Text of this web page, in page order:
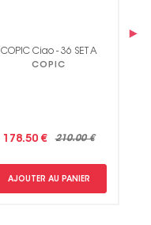
COPIC Ciao - 36 SET A
COPIC
210.00 €
178.50 €
AJOUTER AU PANIER
›
Non merci !